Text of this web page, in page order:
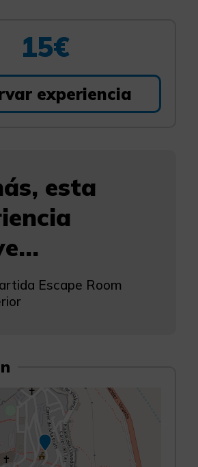
15€
experiencia
esta
Escape Room